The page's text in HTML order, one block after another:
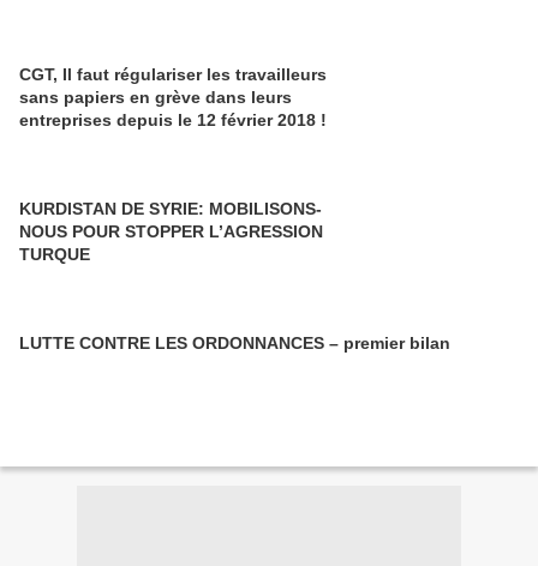
CGT, Il faut régulariser les travailleurs
sans papiers en grève dans leurs
entreprises depuis le 12 février 2018 !
KURDISTAN DE SYRIE: MOBILISONS-
NOUS POUR STOPPER L’AGRESSION
TURQUE
LUTTE CONTRE LES ORDONNANCES – premier bilan